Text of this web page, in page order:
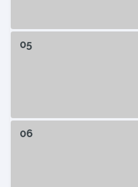
05
06